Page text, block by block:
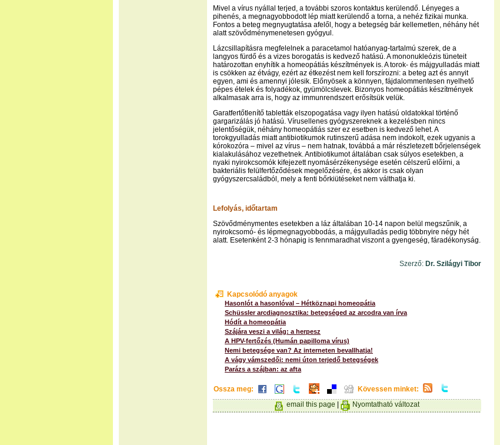
Mivel a vírus nyállal terjed, a további szoros kontaktus kerülendő. Lényeges a
pihenés, a megnagyobbodott lép miatt kerülendő a torna, a nehéz fizikai munka.
Fontos a beteg megnyugtatása afelől, hogy a betegség bár kellemetlen, néhány hét
alatt szövődménymenetesen gyógyul.
Lázcsillapításra megfelelnek a paracetamol hatóanyag-tartalmú szerek, de a
langyos fürdő és a vizes borogatás is kedvező hatású. A mononukleózis tüneteit
határozottan enyhítik a homeopátiás készítmények is. A torok- és májgyulladás miatt
is csökken az étvágy, ezért az étkezést nem kell forszírozni: a beteg azt és annyit
egyen, ami és amennyi jólesik. Előnyösek a könnyen, fájdalommentesen nyelhető
pépes ételek és folyadékok, gyümölcslevek. Bizonyos homeopátiás készítmények
alkalmasak arra is, hogy az immunrendszert erősítsük velük.
Garatfertőtlenítő tabletták elszopogatása vagy ilyen hatású oldatokkal történő
gargarizálás jó hatású. Vírusellenes gyógyszereknek a kezelésben nincs
jelentőségük, néhány homeopátiás szer ez esetben is kedvező lehet. A
torokgyulladás miatt antibiotikumok rutinszerű adása nem indokolt, ezek ugyanis a
kórokozóra – mivel az vírus – nem hatnak, továbbá a már részletezett bőrjelenségek
kialakulásához vezethetnek. Antibiotikumot általában csak súlyos esetekben, a
nyaki nyirokcsomók kifejezett nyomásérzékenysége esetén célszerű előírni, a
bakteriális felülfertőződések megelőzésére, és akkor is csak olyan
gyógyszercsaládból, mely a fenti bőrkiütéseket nem válthatja ki.
Lefolyás, időtartam
Szövődménymentes esetekben a láz általában 10-14 napon belül megszűnik, a
nyirokcsomó- és lépmegnagyobbodás, a májgyulladás pedig többnyire négy hét
alatt. Esetenként 2-3 hónapig is fennmaradhat viszont a gyengeség, fáradékonyság.
Szerző: Dr. Szilágyi Tibor
Kapcsolódó anyagok
Hasonlót a hasonlóval – Hétköznapi homeopátia
Schüssler arcdiagnosztika: betegséged az arcodra van írva
Hódít a homeopátia
Szájára veszi a világ: a herpesz
A HPV-fertőzés (Humán papilloma vírus)
Nemi betegsége van? Az interneten bevallhatja!
A vágy vámszedői: nemi úton terjedő betegségek
Parázs a szájban: az afta
Ossza meg:
Kövessen minket:
email this page
Nyomtatható változat